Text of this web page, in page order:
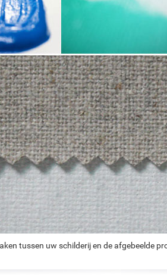
tussen uw schilderij en de afgebeelde